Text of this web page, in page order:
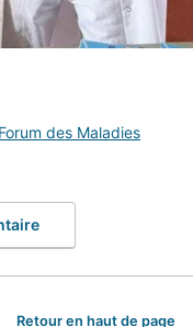
Forum des Maladies
Retour en haut de page